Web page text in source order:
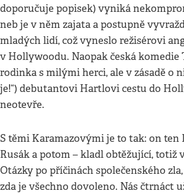
doporučuje popisek) vyniká
neb je v něm zajata a postupně
mladých lidí, což vyneslo režisérovi
v Hollywoodu. Naopak česká komedie
rodinka s milými herci, ale v zásadě o
je!“) debutantovi Hartlovi cestu do
neotevře.
S těmi Karamazovými je to tak: on
Rusák a potom – kladl obtěžující, totiž
Otázky po příčinách společenského
zda je všechno dovoleno. Nás čtrnáct